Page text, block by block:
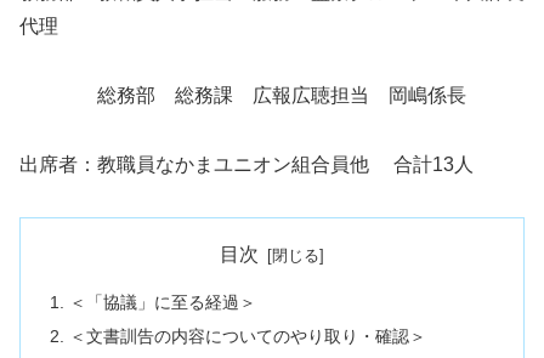
代理
総務部 総務課 広報広聴担当 岡嶋係長
出席者：教職員なかまユニオン組合員他 合計13人
目次
＜「協議」に至る経過＞
＜文書訓告の内容についてのやり取り・確認＞